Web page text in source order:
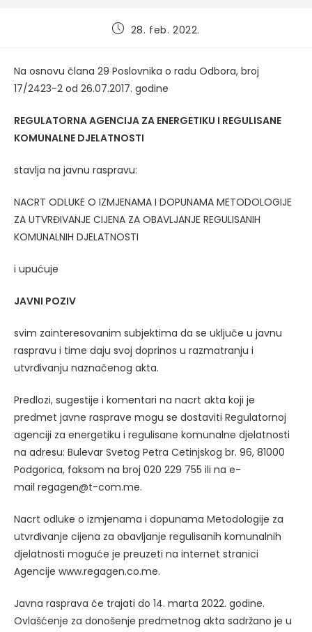
Post28. feb. 2022.
Na osnovu člana 29 Poslovnika o radu Odbora, broj
17/2423-2 od 26.07.2017. godine
REGULATORNA AGENCIJA ZA ENERGETIKU I REGULISANE
KOMUNALNE DJELATNOSTI
stavlja na javnu raspravu:
NACRT ODLUKE O IZMJENAMA I DOPUNAMA METODOLOGIJE
ZA UTVRĐIVANJE CIJENA ZA OBAVLJANJE REGULISANIH
KOMUNALNIH DJELATNOSTI
i upućuje
JAVNI POZIV
svim zainteresovanim subjektima da se uključe u javnu
raspravu i time daju svoj doprinos u razmatranju i
utvrđivanju naznačenog akta.
Predlozi, sugestije i komentari na nacrt akta koji je
predmet javne rasprave mogu se dostaviti Regulatornoj
agenciji za energetiku i regulisane komunalne djelatnosti
na adresu: Bulevar Svetog Petra Cetinjskog br. 96, 81000
Podgorica, faksom na broj 020 229 755 ili na e-
mail regagen@t-com.me.
Nacrt odluke o izmjenama i dopunama Metodologije za
utvrđivanje cijena za obavljanje regulisanih komunalnih
djelatnosti moguće je preuzeti na internet stranici
Agencije www.regagen.co.me.
Javna rasprava će trajati do 14. marta 2022. godine.
Ovlašćenje za donošenje predmetnog akta sadržano je u